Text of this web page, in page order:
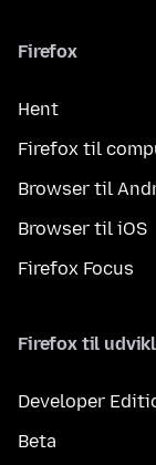
Firefox
Hent
Firefox til
Browser til
Browser til iOS
Firefox Focus
Firefox til
Developer
Beta